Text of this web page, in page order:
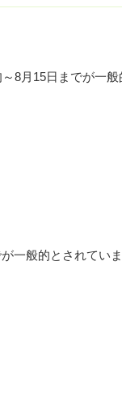
8月15日までが一
一般的とされてい